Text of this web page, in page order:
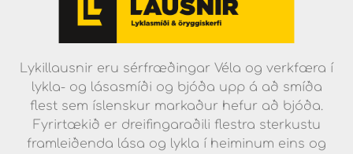
Lykillausnir eru sérfræðingar Véla og verkfæra í
lykla- og lásasmíði og bjóða upp á að smíða
flest sem íslenskur markaður hefur að bjóða.
Fyrirtækið er dreifingaraðili flestra sterkustu
framleiðenda lása og lykla í heiminum eins og